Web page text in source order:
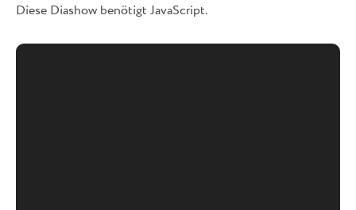
Diese Diashow benötigt JavaScript.